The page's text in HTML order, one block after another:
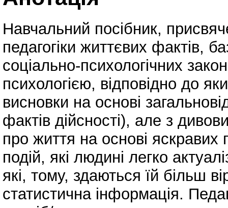
Навчальний посібник,
педагогіки життєвих фактів,
соціально-психологічних
психологією, відповідно до
висновки на основі
фактів дійсності), але з
про життя на основі яскравих
подій, які людині легко
які, тому, здаються їй більш
статистична інформація.